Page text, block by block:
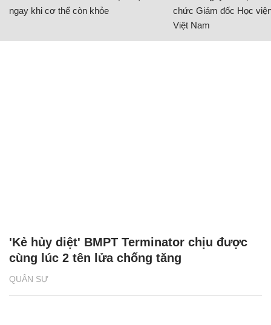
ngay khi cơ thể còn khỏe
chức Giám đốc Học
Việt Nam
QUÂN SỰ
'Kẻ hủy diệt' BMPT Terminator chịu được
cùng lúc 2 tên lửa chống tăng